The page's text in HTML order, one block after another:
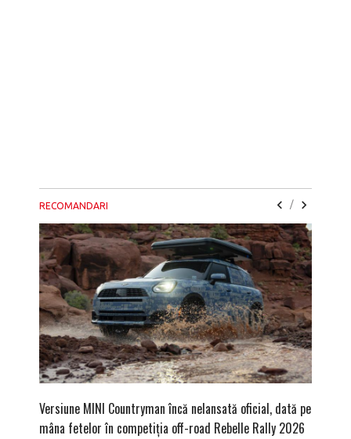
RECOMANDARI /
Versiune MINI Countryman încă nelansată oficial, dată pe
mâna fetelor în competiția off-road Rebelle Rally 2026